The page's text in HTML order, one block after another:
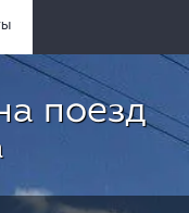
поезд